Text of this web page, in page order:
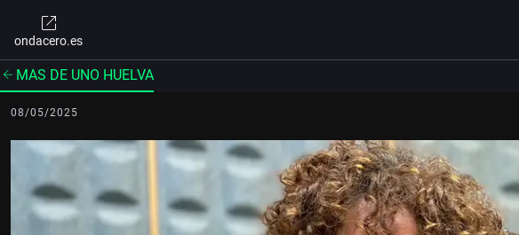
ondacero.es
MAS DE UNO HUELVA
08/05/2025